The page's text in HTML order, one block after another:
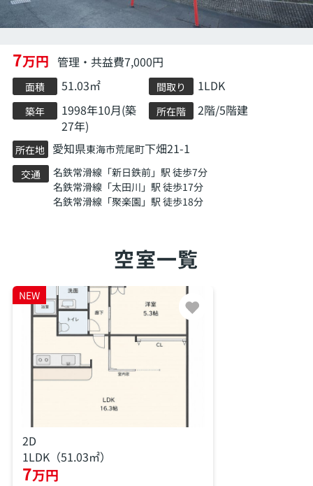
7万円 管理・共益費7,000円
面積 51.03㎡ 間取り 1LDK
築年
1998年10月(築
27年)
所在階 2階/5階建
所在地 愛知県東海市荒尾町下畑21-1
交通 名鉄常滑線 「新日鉄前」駅 徒歩7分
名鉄常滑線 「太田川 」駅 徒歩17分
名鉄常滑線 「聚楽園 」駅 徒歩18分
空室一覧
NEW
2D
1LDK（51.03㎡）
7万円